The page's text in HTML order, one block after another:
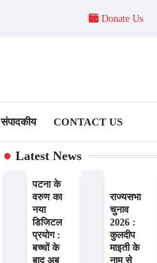
Donate Us
संपादकीय CONTACT US
Latest News
पटना के
वरुण का
नया
डिजिटल
प्रयोग :
बच्चों के
बाद अब
राज्यसभा
चुनाव
2026 :
कुलदीप
माइती के
नाम से